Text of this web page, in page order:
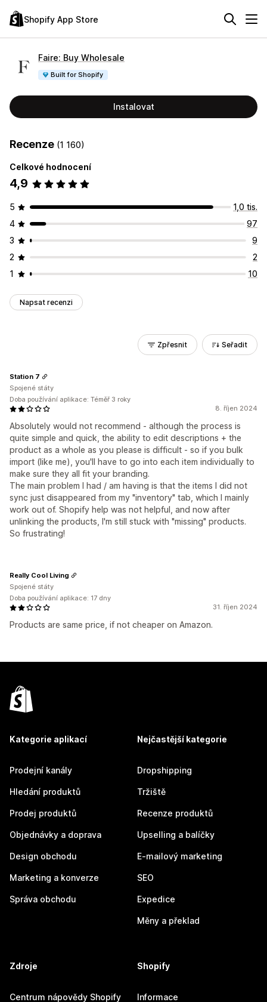
Shopify App Store
Faire: Buy Wholesale
Built for Shopify
Instalovat
Recenze (1 160)
Celkové hodnocení
4,9
5
1,0 tis.
4
97
3
9
2
2
1
10
Napsat recenzi
Zpřesnit Seřadit
8. říjen 2024
Absolutely would not recommend - although the process is
quite simple and quick, the ability to edit descriptions + the
product as a whole as you please is difficult - so if you bulk
import (like me), you'll have to go into each item individually to
make sure they all fit your branding.
The main problem I had / am having is that the items I did not
sync just disappeared from my "inventory" tab, which I mainly
work out of. Shopify help was not helpful, and now after
unlinking the products, I'm still stuck with "missing" products.
So frustrating!
Station 7
Spojené státy
Doba používání aplikace: Téměř 3 roky
31. říjen 2024
Products are same price, if not cheaper on Amazon.
Really Cool Living
Spojené státy
Doba používání aplikace: 17 dny
Kategorie aplikací
Prodejní kanály
Hledání produktů
Prodej produktů
Objednávky a doprava
Design obchodu
Marketing a konverze
Správa obchodu
Nejčastější kategorie
Dropshipping
Tržiště
Recenze produktů
Upselling a balíčky
E-mailový marketing
SEO
Expedice
Měny a překlad
Zdroje
Centrum nápovědy Shopify
Shopify
Informace